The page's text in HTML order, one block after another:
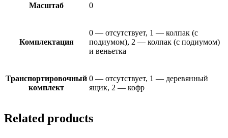
Масштаб 0
Комплектация
0 — отсутствует, 1 — колпак (с
подиумом), 2 — колпак (с подиумом)
и веньетка
Транспортировочный
комплект
0 — отсутствует, 1 — деревянный
ящик, 2 — кофр
Related products